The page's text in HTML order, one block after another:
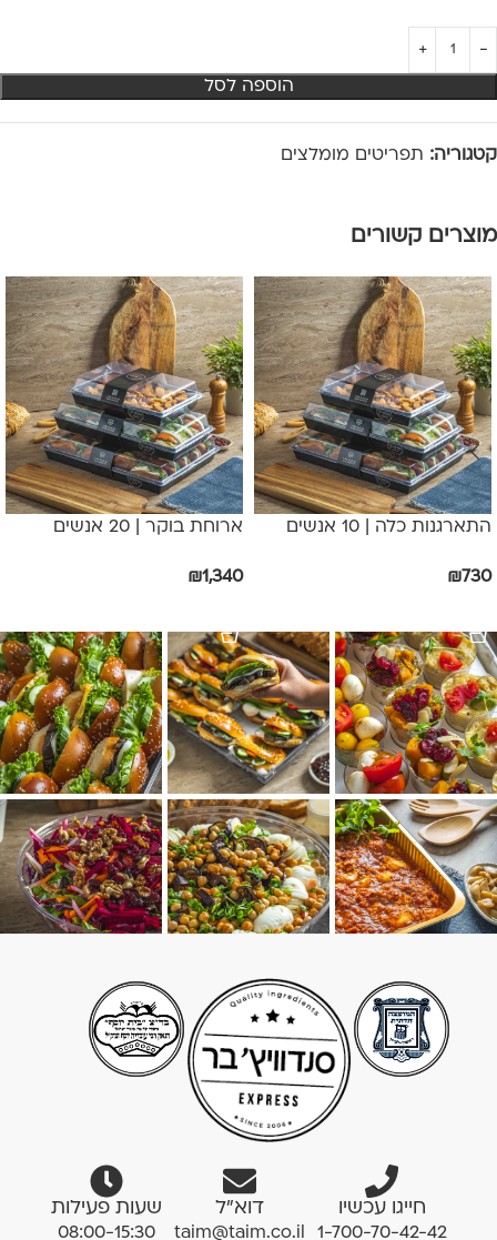
הוספה לסל
קטגוריה: תפריטים מומלצים
מוצרים קשורים
התארגנות כלה | 10 אנשים
₪730
ארוחת בוקר | 20 אנשים
₪1,340
חייגו עכשיו
1-700-70-42-42
דוא”ל
taim@taim.co.il
שעות פעילות
08:00-15:30